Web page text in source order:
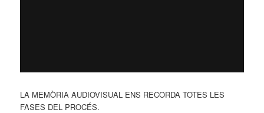
LA MEMÒRIA AUDIOVISUAL ENS RECORDA TOTES LES
FASES DEL PROCÉS.